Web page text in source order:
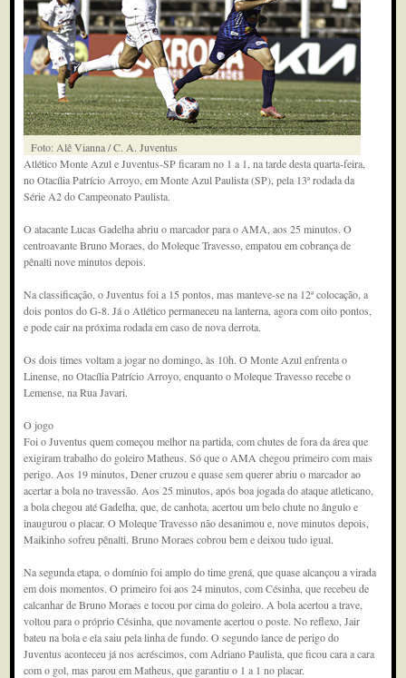
Foto: Alê Vianna / C. A. Juventus
Atlético Monte Azul e Juventus-SP ficaram no 1 a 1, na tarde desta quarta-feira,
no Otacília Patrício Arroyo, em Monte Azul Paulista (SP), pela 13ª rodada da
Série A2 do Campeonato Paulista.
O atacante Lucas Gadelha abriu o marcador para o AMA, aos 25 minutos. O
centroavante Bruno Moraes, do Moleque Travesso, empatou em cobrança de
pênalti nove minutos depois.
Na classificação, o Juventus foi a 15 pontos, mas manteve-se na 12ª colocação, a
dois pontos do G-8. Já o Atlético permaneceu na lanterna, agora com oito pontos,
e pode cair na próxima rodada em caso de nova derrota.
Os dois times voltam a jogar no domingo, às 10h. O Monte Azul enfrenta o
Linense, no Otacília Patrício Arroyo, enquanto o Moleque Travesso recebe o
Lemense, na Rua Javari.
O jogo
Foi o Juventus quem começou melhor na partida, com chutes de fora da área que
exigiram trabalho do goleiro Matheus. Só que o AMA chegou primeiro com mais
perigo. Aos 19 minutos, Dener cruzou e quase sem querer abriu o marcador ao
acertar a bola no travessão. Aos 25 minutos, após boa jogada do ataque atleticano,
a bola chegou até Gadelha, que, de canhota, acertou um belo chute no ângulo e
inaugurou o placar. O Moleque Travesso não desanimou e, nove minutos depois,
Maikinho sofreu pênalti. Bruno Moraes cobrou bem e deixou tudo igual.
Na segunda etapa, o domínio foi amplo do time grená, que quase alcançou a virada
em dois momentos. O primeiro foi aos 24 minutos, com Césinha, que recebeu de
calcanhar de Bruno Moraes e tocou por cima do goleiro. A bola acertou a trave,
voltou para o próprio Césinha, que novamente acertou o poste. No reflexo, Jair
bateu na bola e ela saiu pela linha de fundo. O segundo lance de perigo do
Juventus aconteceu já nos acréscimos, com Adriano Paulista, que ficou cara a cara
com o gol, mas parou em Matheus, que garantiu o 1 a 1 no placar.